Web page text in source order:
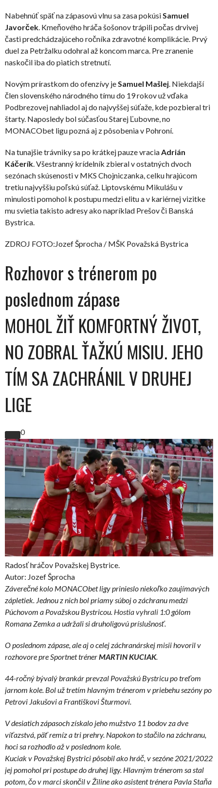
Nabehnúť späť na zápasovú vlnu sa zasa pokúsiSamuel
Javorček. Kmeňového hráča šošonov trápili počas drvivej
časti predchádzajúceho ročníka zdravotné komplikácie. Prvý
duel za Petržalku odohral až koncom marca. Pre zranenie
naskočil iba do piatich stretnutí.
Novým prírastkom do ofenzívy jeSamuel Mašlej. Niekdajší
člen slovenského národného tímu do 19 rokov už vďaka
Podbrezovej nahliadol aj do najvyššej súťaže, kde pozbieral tri
štarty. Naposledy bol súčasťou Starej Ľubovne, no
MONACObet ligu pozná aj z pôsobenia v Pohroní.
Na tunajšie trávniky sa po krátkej pauze vraciaAdrián
Káčerík. Všestranný krídelník zbieral v ostatných dvoch
sezónach skúsenosti v MKS Chojniczanka, celku hrajúcom
tretiu najvyššiu poľskú súťaž. Liptovskému Mikulášu v
minulosti pomohol k postupu medzi elitu a v kariérnej vizitke
mu svietia takisto adresy ako napríklad Prešov či Banská
Bystrica.
ZDROJ FOTO:Jozef Šprocha / MŠK Považská Bystrica
Rozhovor s trénerom po
poslednom zápase
MOHOL ŽIŤ KOMFORTNÝ ŽIVOT,
NO ZOBRAL ŤAŽKÚ MISIU. JEHO
TÍM SA ZACHRÁNIL V DRUHEJ
LIGE
0
Radosť hráčov Považskej Bystrice.
Autor: Jozef Šprocha
Záverečné kolo MONACObet ligy prinieslo niekoľko zaujímavých
zápletiek. Jednou z nich bol priamy súboj o záchranu medzi
Púchovom a Považskou Bystricou. Hostia vyhrali 1:0gólom
Romana Zemka a udržali si druholigovú príslušnosť.
O poslednom zápase, ale aj o celej záchranárskej misii hovoril v
rozhovore pre Sportnet trénerMARTIN KUCIAK.
44-ročný bývalý brankár prevzal Považskú Bystricu po treťom
jarnom kole. Bol už tretím hlavným trénerom v priebehu sezóny po
Petrovi Jakušovi a Františkovi Šturmovi.
V desiatich zápasoch získalo jeho mužstvo 11 bodov za dve
víťazstvá, päť remíz a tri prehry. Napokon to stačilo na záchranu,
hoci sa rozhodlo až v poslednom kole.
Kuciak v Považskej Bystrici pôsobil ako hráč, v sezóne 2021/2022
jej pomohol pri postupe do druhej ligy. Hlavným trénerom sa stal
potom, čo v marci skončil v Žiline ako asistent trénera Pavla Staňa